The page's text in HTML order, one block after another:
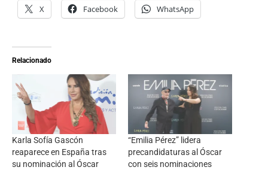
X Facebook WhatsApp
Relacionado
Karla Sofía Gascón
reaparece en España tras
su nominación al Óscar
“Emilia Pérez” lidera
precandidaturas al Óscar
con seis nominaciones